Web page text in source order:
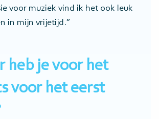
voor muziek vind ik het ook leuk
in mijn vrijetijd.”
heb je voor het
voor het eerst